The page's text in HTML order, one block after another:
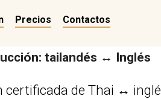
Precios Contactos
tailandés ↔ Inglés
de Thai ↔